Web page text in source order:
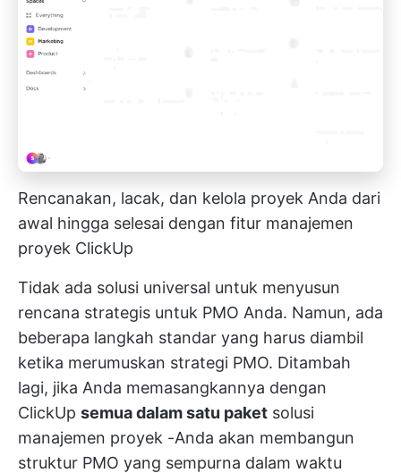
Rencanakan, lacak, dan kelola proyek Anda dari
awal hingga selesai dengan fitur manajemen
proyek ClickUp
Tidak ada solusi universal untuk menyusun
rencana strategis untuk PMO Anda. Namun, ada
beberapa langkah standar yang harus diambil
ketika merumuskan strategi PMO. Ditambah
lagi, jika Anda memasangkannya dengan
ClickUp semua dalam satu paket solusi
manajemen proyek -Anda akan membangun
struktur PMO yang sempurna dalam waktu